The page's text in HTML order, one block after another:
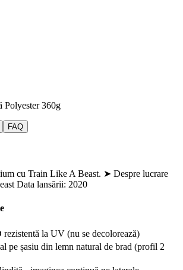
Polyester 360g
FAQ
cu Train Like A Beast. ➤ Despre lucrare
Data lansării: 2020
rezistentă la UV (nu se decolorează)
pe șasiu din lemn natural de brad (profil 2